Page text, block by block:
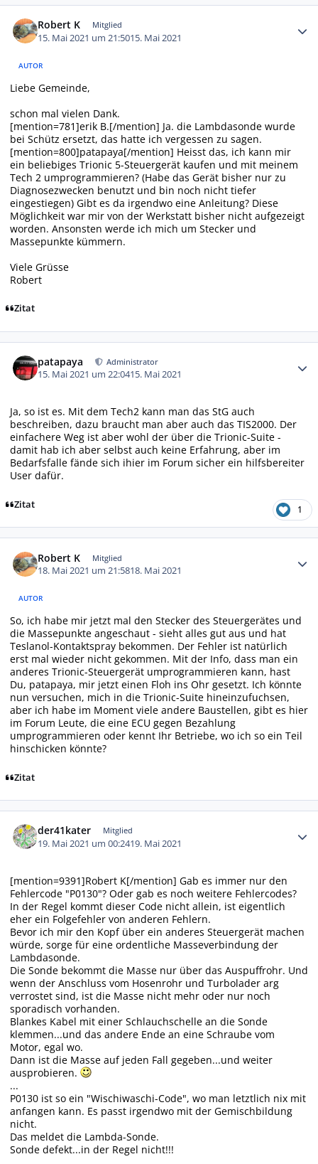
Robert K Mitglied
15. Mai 2021 um 21:5015. Mai 2021
AUTOR
Liebe Gemeinde,
schon mal vielen Dank.
[mention=781]erik B.[/mention] Ja. die Lambdasonde wurde
bei Schütz ersetzt, das hatte ich vergessen zu sagen.
[mention=800]patapaya[/mention] Heisst das, ich kann mir
ein beliebiges Trionic 5-Steuergerät kaufen und mit meinem
Tech 2 umprogrammieren? (Habe das Gerät bisher nur zu
Diagnosezwecken benutzt und bin noch nicht tiefer
eingestiegen) Gibt es da irgendwo eine Anleitung? Diese
Möglichkeit war mir von der Werkstatt bisher nicht aufgezeigt
worden. Ansonsten werde ich mich um Stecker und
Massepunkte kümmern.
Viele Grüsse
Robert
Zitat
patapaya Administrator
15. Mai 2021 um 22:0415. Mai 2021
Ja, so ist es. Mit dem Tech2 kann man das StG auch
beschreiben, dazu braucht man aber auch das TIS2000. Der
einfachere Weg ist aber wohl der über die Trionic-Suite -
damit hab ich aber selbst auch keine Erfahrung, aber im
Bedarfsfalle fände sich ihier im Forum sicher ein hilfsbereiter
User dafür.
Zitat 1
Robert K Mitglied
18. Mai 2021 um 21:5818. Mai 2021
AUTOR
So, ich habe mir jetzt mal den Stecker des Steuergerätes und
die Massepunkte angeschaut - sieht alles gut aus und hat
Teslanol-Kontaktspray bekommen. Der Fehler ist natürlich
erst mal wieder nicht gekommen. Mit der Info, dass man ein
anderes Trionic-Steuergerät umprogrammieren kann, hast
Du, patapaya, mir jetzt einen Floh ins Ohr gesetzt. Ich könnte
nun versuchen, mich in die Trionic-Suite hineinzufuchsen,
aber ich habe im Moment viele andere Baustellen, gibt es hier
im Forum Leute, die eine ECU gegen Bezahlung
umprogrammieren oder kennt Ihr Betriebe, wo ich so ein Teil
hinschicken könnte?
Zitat
der41kater Mitglied
19. Mai 2021 um 00:2419. Mai 2021
[mention=9391]Robert K[/mention] Gab es immer nur den
Fehlercode "P0130"? Oder gab es noch weitere Fehlercodes?
In der Regel kommt dieser Code nicht allein, ist eigentlich
eher ein Folgefehler von anderen Fehlern.
Bevor ich mir den Kopf über ein anderes Steuergerät machen
würde, sorge für eine ordentliche Masseverbindung der
Lambdasonde.
Die Sonde bekommt die Masse nur über das Auspuffrohr. Und
wenn der Anschluss vom Hosenrohr und Turbolader arg
verrostet sind, ist die Masse nicht mehr oder nur noch
sporadisch vorhanden.
Blankes Kabel mit einer Schlauchschelle an die Sonde
klemmen...und das andere Ende an eine Schraube vom
Motor, egal wo.
Dann ist die Masse auf jeden Fall gegeben...und weiter
ausprobieren.
...
P0130 ist so ein "Wischiwaschi-Code", wo man letztlich nix mit
anfangen kann. Es passt irgendwo mit der Gemischbildung
nicht.
Das meldet die Lambda-Sonde.
Sonde defekt...in der Regel nicht!!!